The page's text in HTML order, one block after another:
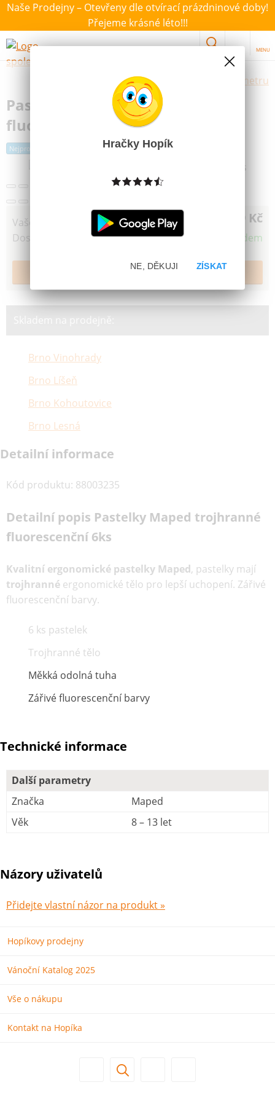
Naše Prodejny – Otevřeny dle otvírací prázdninové doby!
Přejeme krásné léto!!!
MENU
Výběr hraček dle zvoleného parametru
Pastelky Maped trojhranné
fluorescenční 6ks
Nejprodávanější
Vaše cena 69 Kč
Dostupnost Skladem
Skladem na prodejně:
Brno Vinohrady
Brno Líšeň
Brno Kohoutovice
Brno Lesná
Detailní informace
Kód produktu: 88003235
Detailní popis Pastelky Maped trojhranné
fluorescenční 6ks
Kvalitní ergonomické pastelky Maped, pastelky mají
trojhranné ergonomické tělo pro lepší uchopení. Zářivé
fluorescenční barvy.
6 ks pastelek
Trojhranné tělo
Měkká odolná tuha
Zářivé fluorescenční barvy
Technické informace
Další parametry
Značka
Maped
Věk
8 – 13 let
Názory uživatelů
Přidejte vlastní názor na produkt »
Hopíkovy prodejny
Vánoční Katalog 2025
Vše o nákupu
Kontakt na Hopíka
Hračky Hopík
ZÍSKAT
NE, DĚKUJI